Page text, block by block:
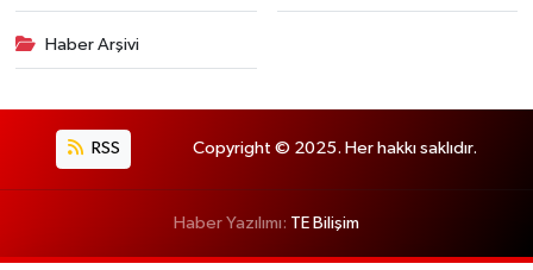
Haber Arşivi
RSS Copyright © 2025. Her hakkı saklıdır.
Haber Yazılımı: TE Bilişim